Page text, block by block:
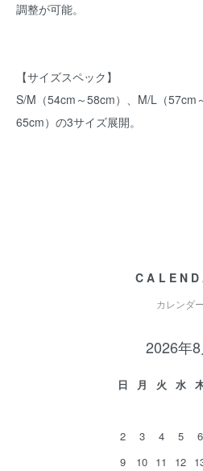
調整が可能。
【サイズスペック】
S/M（54cm～58cm）、M/L（57cm
65cm）の3サイズ展開。
カレンダー
2026年8
日 月 火 水
2
3 4 5 6
9
10 11 12